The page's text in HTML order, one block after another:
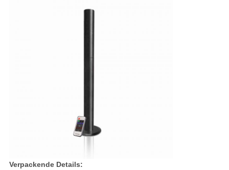
Verpackende Details: